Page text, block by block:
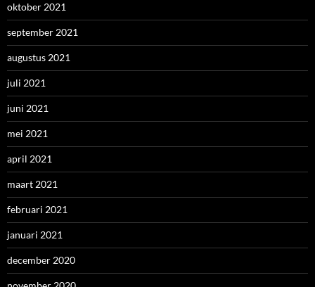
oktober 2021
september 2021
augustus 2021
juli 2021
juni 2021
mei 2021
april 2021
maart 2021
februari 2021
januari 2021
december 2020